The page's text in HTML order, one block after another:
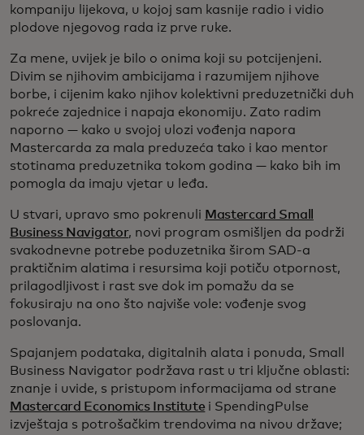
kompaniju lijekova, u kojoj sam kasnije radio i vidio
plodove njegovog rada iz prve ruke.
Za mene, uvijek je bilo o onima koji su potcijenjeni.
Divim se njihovim ambicijama i razumijem njihove
borbe, i cijenim kako njihov kolektivni preduzetnički duh
pokreće zajednice i napaja ekonomiju. Zato radim
naporno — kako u svojoj ulozi vođenja napora
Mastercarda za mala preduzeća tako i kao mentor
stotinama preduzetnika tokom godina — kako bih im
pomogla da imaju vjetar u leđa.
U stvari, upravo smo pokrenuli Mastercard Small
Business Navigator, novi program osmišljen da podrži
svakodnevne potrebe poduzetnika širom SAD-a
praktičnim alatima i resursima koji potiču otpornost,
prilagodljivost i rast sve dok im pomažu da se
fokusiraju na ono što najviše vole: vođenje svog
poslovanja.
Spajanjem podataka, digitalnih alata i ponuda, Small
Business Navigator podržava rast u tri ključne oblasti:
znanje i uvide, s pristupom informacijama od strane
Mastercard Economics Institute i SpendingPulse
izvještaja s potrošačkim trendovima na nivou države;